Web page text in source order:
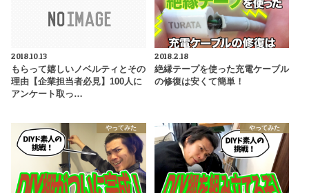
2018.10.13
もらって嬉しいノベルティとその
理由【企業担当者必見】100人に
アンケート取っ…
2018.2.18
絶縁テープを使った充電ケーブル
の修復は安くて簡単！
やってみた やってみた